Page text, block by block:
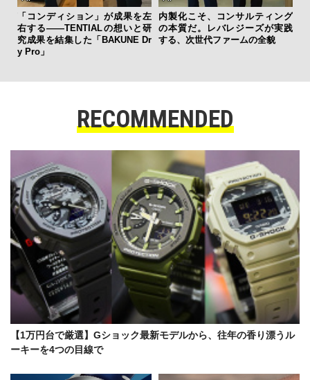
「コンディション」が成果を左
右する——TENTIALの想いと研
究成果を結集した「BAKUNE Dr
y Pro」
内製化こそ、コンサルティング
の本質だ。レバレジーズが実践
する、次世代ファームの全貌
RECOMMENDED
【1万円台で厳選】Gショック最新モデルから、往年の香り漂うル
ーキーを4つの目線で